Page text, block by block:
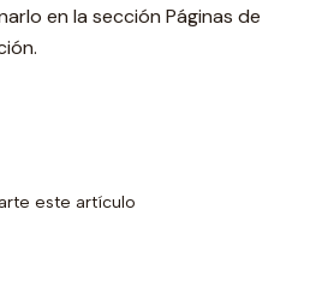
en la sección Páginas de
este artículo